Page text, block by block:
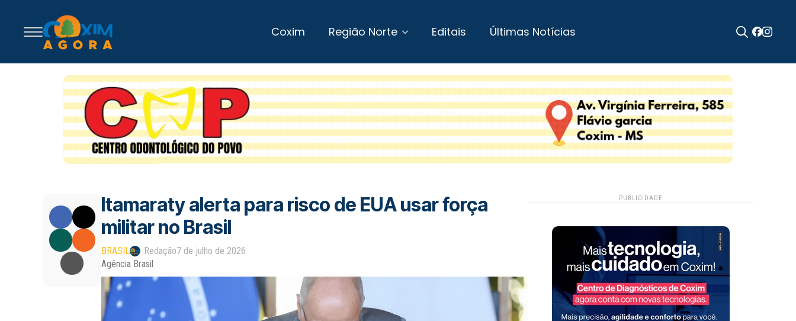
Coxim Região Norte Editais Últimas Notícias
Itamaraty alerta para risco de EUA usar força
militar no Brasil
BRASIL Redação7 de julho de 2026
Agência Brasil
PUBLICIDADE